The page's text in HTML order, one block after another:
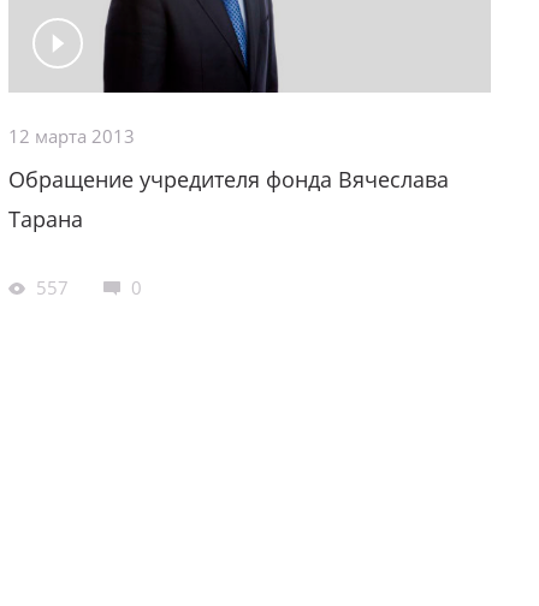
12 марта 2013
Обращение учредителя фонда Вячеслава
Тарана
557 0